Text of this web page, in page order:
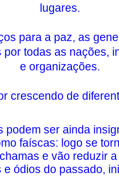
lugares.
para a paz, as
por todas as nações,
e organizações.
crescendo de
podem ser ainda
faíscas: logo se
e vão reduzir
e ódios do passado,